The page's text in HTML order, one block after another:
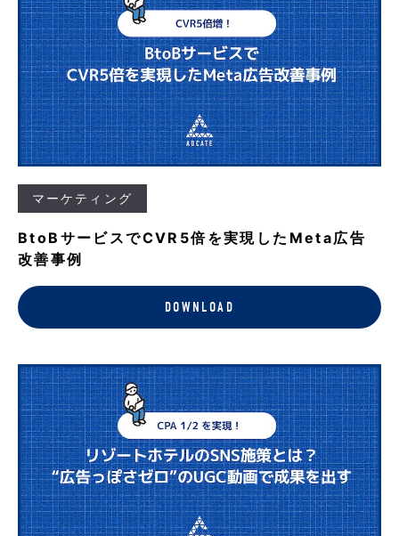
マーケティング
BtoBサービスでCVR5倍を実現したMeta広告
改善事例
DOWNLOAD